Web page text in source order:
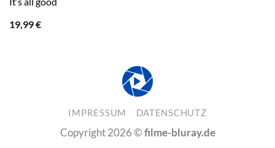
19,99€
IMPRESSUM DATENSCHUTZ
Copyright 2026 ©filme-bluray.de